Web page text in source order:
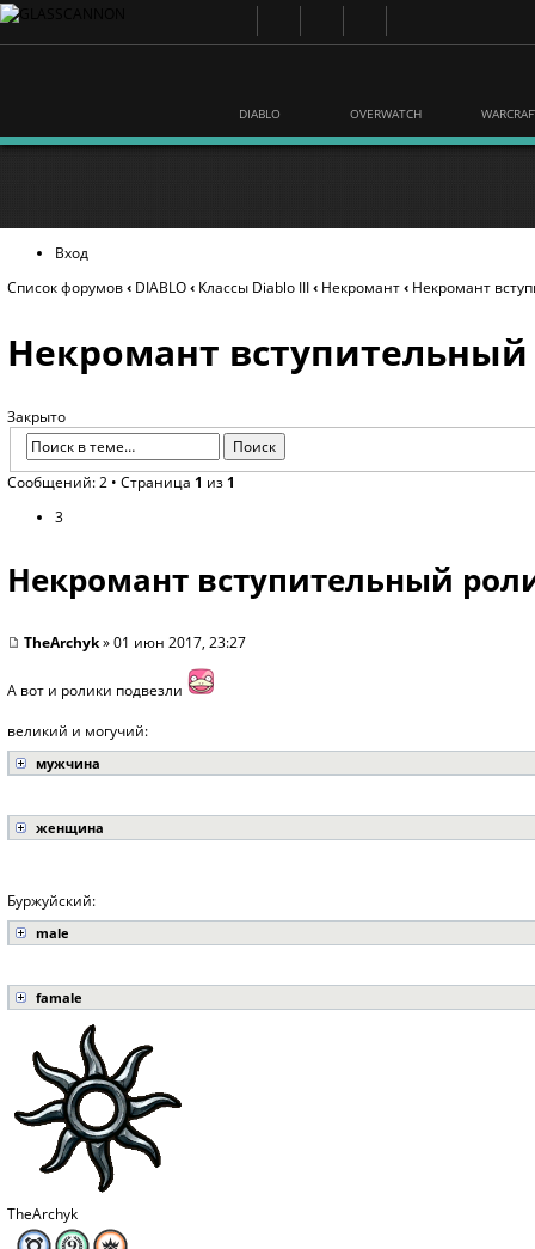
DIABLO OVERWATCH
Вход
Список форумов‹ DIABLO‹ Классы Diablo III‹ Некромант‹ Некромант
Некромант
Закрыто
Сообщений: 2 • Страница 1 из 1
3
Некромант вступительный
TheArchyk» 01 июн 2017, 23:27
А вот и ролики подвезли
великий и могучий:
мужчина
женщина
Буржуйский:
male
famale
TheArchyk